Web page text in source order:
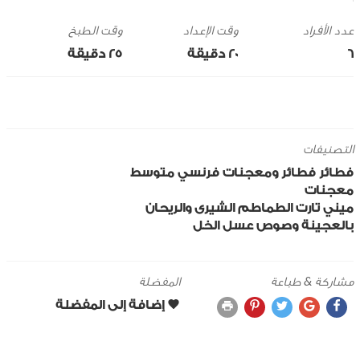
6
وقت الإعداد
20 ‎دقيقة
وقت الطبخ
25 ‎دقيقة
التصنيفات
فطائر فطائر ومعجنات فرنسي متوسط
معجنات
ميني تارت الطماطم الشيرى والريحان
بالعجينة وصوص عسل الخل
مشاركة & طباعة المفضلة